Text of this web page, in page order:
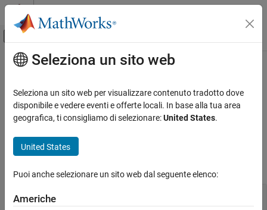
Vai al contenuto
Attiva/disattiva menu di navigazione
Pagina iniziale della documentazione
WLAN Toolbox
Signal Reception
Categoria
802.11be (Wi-Fi 7)
802.11az
802.11ax (Wi-Fi 6)
Contenuto principale
802.11az
Receive 802.11az™ waveforms
Model 802.11az-related signal reception functionality.
Functions
Waveform Detection and Synchronization
Seleziona un sito web
Seleziona un sito web per visualizzare contenuto tradotto dove
disponibile e vedere eventi e offerte locali. In base alla tua area
geografica, ti consigliamo di selezionare:United States.
United States
Puoi anche selezionare un sito web dal seguente elenco:
Americhe